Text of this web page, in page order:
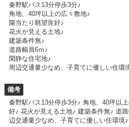
秦野駅バス13分停歩3分♪
角地、40坪以上の広々敷地♪
陽当たり眺望良好♪
花火が見える土地♪
建築条件無♪
道路幅員6ｍ♪
閑静な住宅地♪
周辺交通量少なめ、子育てに優しい住環
備考
秦野駅バス13分停歩3分♪ 角地、40坪以
好♪ 花火が見える土地♪ 建築条件無♪ 道
辺交通量少なめ、子育てに優しい住環境♪